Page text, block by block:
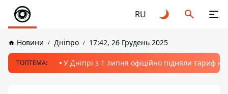
RU
Новини Дніпро 17:42, 26 Грудень 2025
ТОПТЕМА: У Дніпрі з 1 липня офіційно підняли тариф